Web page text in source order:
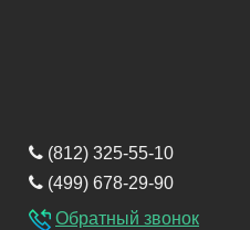
(812) 325-55-10
(499) 678-29-90
Обратный звонок